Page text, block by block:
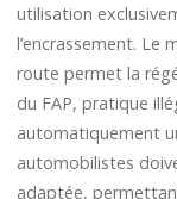
utilisation
l’encrassement. Le
route permet la
du FAP, pratique
automatiquement
automobilistes
adaptée,